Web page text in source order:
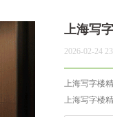
上海写
2026-02-24
上海写字楼
上海写字楼